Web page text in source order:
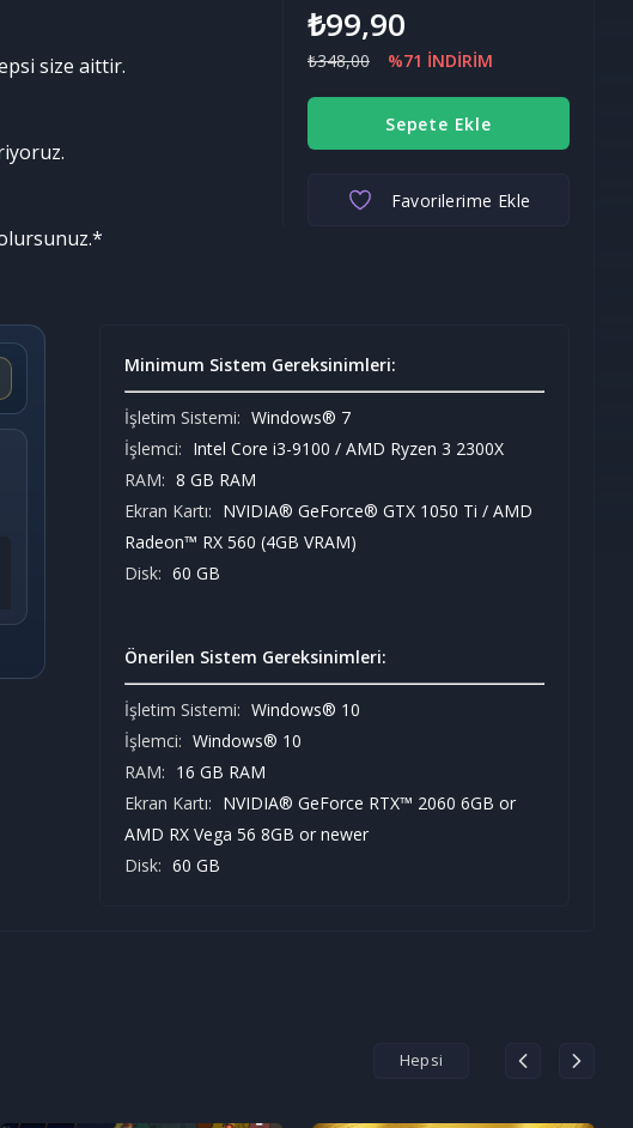
size aittir.
₺99,90
₺348,00 %71 İNDİRİM
Sepete Ekle
Favorilerime Ekle
Minimum Sistem Gereksinimleri:
İşletim Sistemi: Windows® 7
İşlemci: Intel Core i3-9100 / AMD Ryzen 3 2300X
RAM: 8 GB RAM
Ekran Kartı: NVIDIA® GeForce® GTX 1050 Ti / AMD
Radeon™ RX 560 (4GB VRAM)
Disk: 60 GB
Önerilen Sistem Gereksinimleri:
İşletim Sistemi: Windows® 10
İşlemci: Windows® 10
RAM: 16 GB RAM
Ekran Kartı: NVIDIA® GeForce RTX™ 2060 6GB or
AMD RX Vega 56 8GB or newer
Disk: 60 GB
Hepsi